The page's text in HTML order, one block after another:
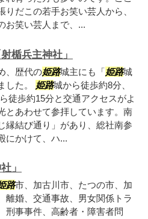
だこの若手お笑い芸人から、
お笑い芸人まで、...
楯兵主神社」
、歴代の姫路城主にも「姫路城
した。 姫路城から徒歩約8分、
徒歩約15分と交通アクセスがよ
とあわせて参拝しています。南
縁結び通り」があり、総社南参
にかけて、ハ...
」
路市、加古川市、たつの市、加
離婚、交通事故、男女関係トラ
刑事事件、高齢者・障害者問